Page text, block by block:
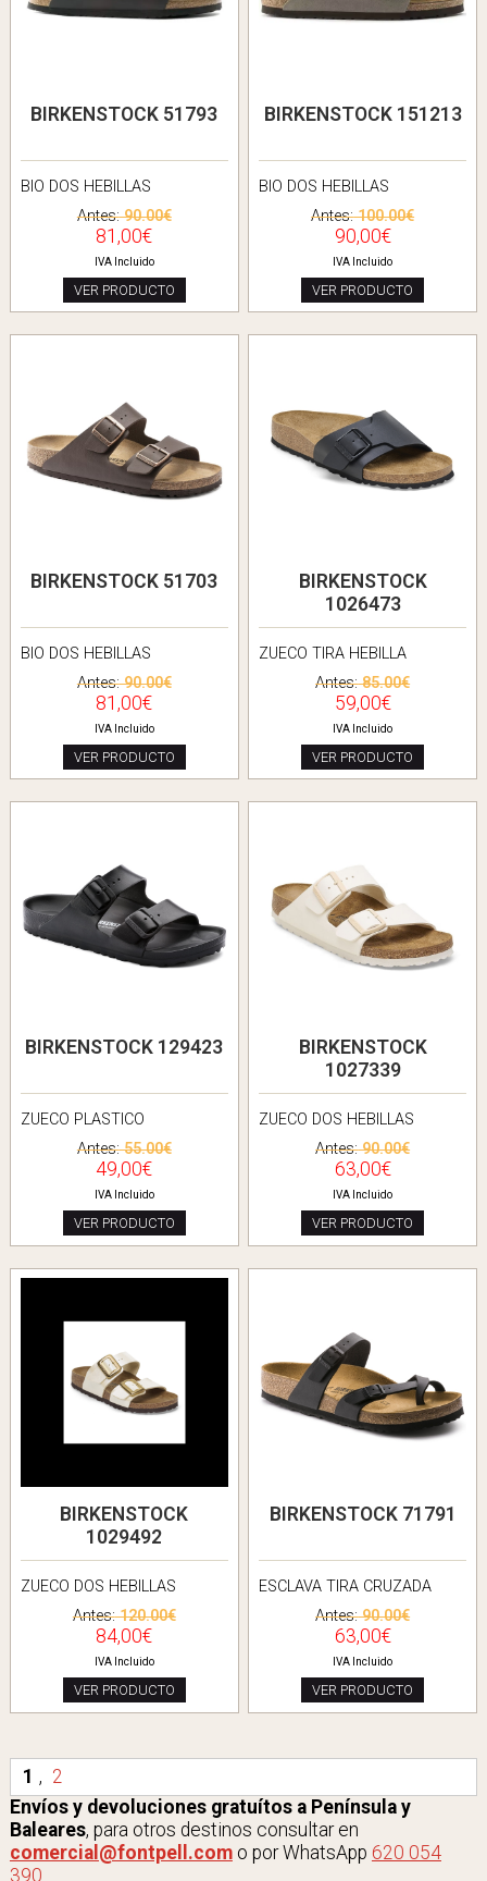
BIRKENSTOCK 51793
BIO DOS HEBILLAS
Antes:90.00€
81,00€
IVA Incluido
VER PRODUCTO
BIRKENSTOCK 151213
BIO DOS HEBILLAS
Antes:100.00€
90,00€
IVA Incluido
VER PRODUCTO
BIRKENSTOCK 51703
BIO DOS HEBILLAS
Antes:90.00€
81,00€
IVA Incluido
VER PRODUCTO
BIRKENSTOCK
1026473
ZUECO TIRA HEBILLA
Antes:85.00€
59,00€
IVA Incluido
VER PRODUCTO
BIRKENSTOCK 129423
ZUECO PLASTICO
Antes:55.00€
49,00€
IVA Incluido
VER PRODUCTO
BIRKENSTOCK
1027339
ZUECO DOS HEBILLAS
Antes:90.00€
63,00€
IVA Incluido
VER PRODUCTO
BIRKENSTOCK
1029492
ZUECO DOS HEBILLAS
Antes:120.00€
84,00€
IVA Incluido
VER PRODUCTO
BIRKENSTOCK 71791
ESCLAVA TIRA CRUZADA
Antes:90.00€
63,00€
IVA Incluido
VER PRODUCTO
1 , 2
Envíos y devoluciones gratuítos a Península y
Baleares, para otros destinos consultar en
comercial@fontpell.como por WhatsApp 620 054
390